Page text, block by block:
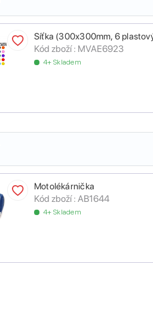
Síťka (300x300mm, 6
Kód zboží : MVAE6923
4+ Skladem
Motolékárnička
Kód zboží : AB1644
4+ Skladem